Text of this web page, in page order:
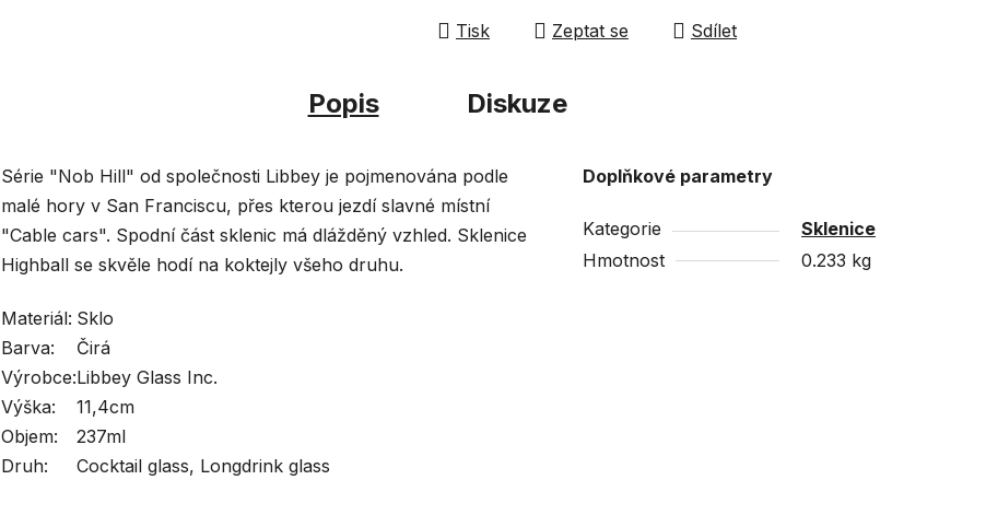
Tisk Zeptat se Sdílet
Popis Diskuze
Série "Nob Hill" od společnosti Libbey je pojmenována podle
malé hory v San Franciscu, přes kterou jezdí slavné místní
"Cable cars". Spodní část sklenic má dlážděný vzhled. Sklenice
Highball se skvěle hodí na koktejly všeho druhu.
Materiál: Sklo
Barva:
Čirá
Výrobce:Libbey Glass Inc.
Výška:
11,4cm
Objem:
237ml
Druh:
Cocktail glass, Longdrink glass
Doplňkové parametry
Kategorie
Sklenice
Hmotnost
0.233 kg